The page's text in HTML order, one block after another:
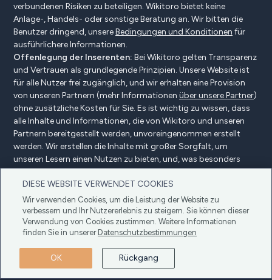
DIESE WEBSITE VERWENDET COOKIES
Wir verwenden Cookies, um die Leistung der Website zu
verbessern und Ihr Nutzererlebnis zu steigern. Sie können dieser
Verwendung von Cookies zustimmen. Weitere Informationen
finden Sie in unserer Datenschutzbestimmungen
OK Rückgang
verbundenen Risiken zu beteiligen. Wikitoro bietet keine
Anlage-, Handels- oder sonstige Beratung an. Wir bitten die
Benutzer dringend, unsereBedingungen und Konditionen für
ausführlichere Informationen.
Offenlegung der Inserenten: Bei Wikitoro gelten Transparenz
und Vertrauen als grundlegende Prinzipien. Unsere Website ist
für alle Nutzer frei zugänglich, und wir erhalten eine Provision
von unseren Partnern (mehr Informationen über unsere Partner)
ohne zusätzliche Kosten für Sie. Es ist wichtig zu wissen, dass
alle Inhalte und Informationen, die von Wikitoro und unseren
Partnern bereitgestellt werden, unvoreingenommen erstellt
werden. Wir erstellen die Inhalte mit großer Sorgfalt, um
unseren Lesern einen Nutzen zu bieten, und, was besonders
wichtig ist, sie werden nicht durch Vergütungsvereinbarungen
mit unseren Partnern beeinflusst.
Offenlegung der Anzeigenkunden
Bedingungen und Konditionen